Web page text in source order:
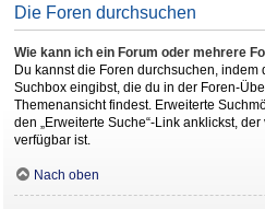
Die Foren durchsuchen
Wie kann ich ein Forum oder mehrere
Du kannst die Foren durchsuchen, indem
Suchbox eingibst, die du in der Foren-
Themenansicht findest. Erweiterte
den „Erweiterte Suche“-Link anklickst,
verfügbar ist.
Nach oben